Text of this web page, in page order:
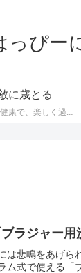
っぴー
に歳とる
いつまでも健康で、楽しく過ごせるような知恵とかモノなど
ラジャー
は悲鳴をあげ
ム式で使える「